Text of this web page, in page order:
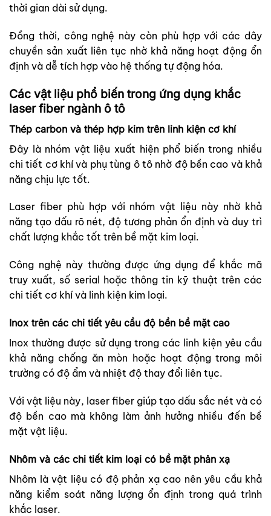
thời gian dài sử dụng.
Đồng thời, công nghệ này còn phù hợp với các dây
chuyền sản xuất liên tục nhờ khả năng hoạt động ổn
định và dễ tích hợp vào hệ thống tự động hóa.
Các vật liệu phổ biến trong ứng dụng khắc
laser fiber ngành ô tô
Thép carbon và thép hợp kim trên linh kiện cơ khí
Đây là nhóm vật liệu xuất hiện phổ biến trong nhiều
chi tiết cơ khí và phụ tùng ô tô nhờ độ bền cao và khả
năng chịu lực tốt.
Laser fiber phù hợp với nhóm vật liệu này nhờ khả
năng tạo dấu rõ nét, độ tương phản ổn định và duy trì
chất lượng khắc tốt trên bề mặt kim loại.
Công nghệ này thường được ứng dụng để khắc mã
truy xuất, số serial hoặc thông tin kỹ thuật trên các
chi tiết cơ khí và linh kiện kim loại.
Inox trên các chi tiết yêu cầu độ bền bề mặt cao
Inox thường được sử dụng trong các linh kiện yêu cầu
khả năng chống ăn mòn hoặc hoạt động trong môi
trường có độ ẩm và nhiệt độ thay đổi liên tục.
Với vật liệu này, laser fiber giúp tạo dấu sắc nét và có
độ bền cao mà không làm ảnh hưởng nhiều đến bề
mặt vật liệu.
Nhôm và các chi tiết kim loại có bề mặt phản xạ
Nhôm là vật liệu có độ phản xạ cao nên yêu cầu khả
năng kiểm soát năng lượng ổn định trong quá trình
khắc laser.